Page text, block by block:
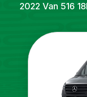
2022 Van 516